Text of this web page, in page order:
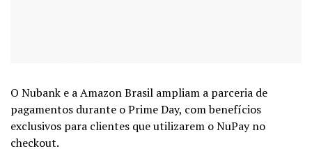
O Nubank e a Amazon Brasil ampliam a parceria de
pagamentos durante o Prime Day, com benefícios
exclusivos para clientes que utilizarem o NuPay no
checkout.